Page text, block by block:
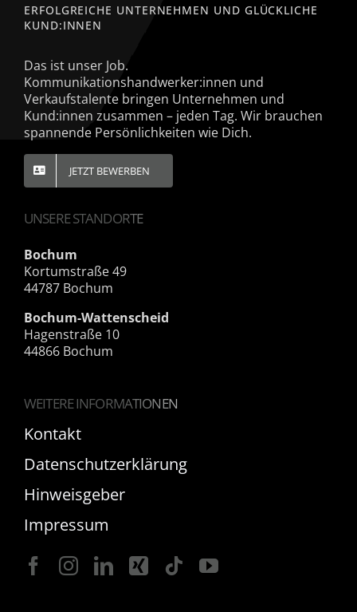
ERFOLGREICHE UNTERNEHMEN UND GLÜCKLICHE
KUND:INNEN
Das ist unser Job.
Kommunikationshandwerker:innen und
Verkaufstalente bringen Unternehmen und
Kund:innen zusammen – jeden Tag. Wir brauchen
spannende Persönlichkeiten wie Dich.
JETZT BEWERBEN
UNSERE STANDORTE
Bochum
Kortumstraße 49
44787 Bochum
Bochum-Wattenscheid
Hagenstraße 10
44866 Bochum
WEITERE INFORMATIONEN
Kontakt
Datenschutzerklärung
Hinweisgeber
Impressum